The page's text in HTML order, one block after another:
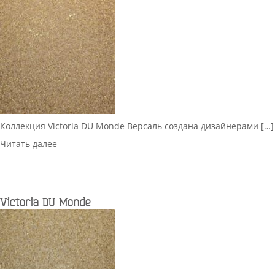
Коллекция Victoria DU Monde Версаль создана дизайнерами […]
Читать далее
Victoria DU Monde